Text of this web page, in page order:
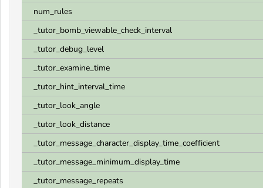
num_rules
_tutor_bomb_viewable_check_interval
_tutor_debug_level
_tutor_examine_time
_tutor_hint_interval_time
_tutor_look_angle
_tutor_look_distance
_tutor_message_character_display_time_coefficient
_tutor_message_minimum_display_time
_tutor_message_repeats